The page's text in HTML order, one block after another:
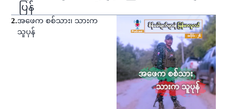
ပြန်
2.အဖေက စစ်သား၊ သားက
သူပုန်